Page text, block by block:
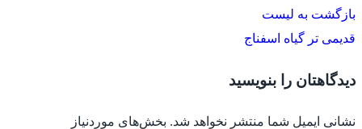
بازگشت به لیست
قدیمی تر گیاه اسفناج
دیدگاهتان را بنویسید
نشانی ایمیل شما منتشر نخواهد شد. بخش‌های موردنیاز